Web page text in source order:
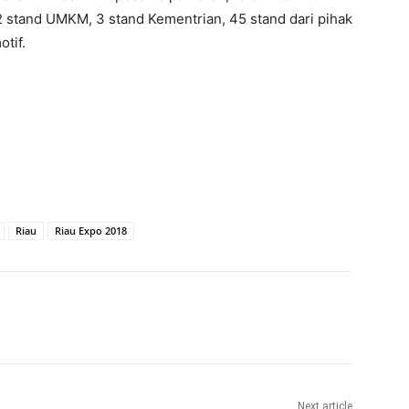
UMKM, 3 stand Kementrian, 45 stand dari pihak
Riau Riau Expo 2018
Next article